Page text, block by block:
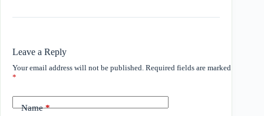
Leave a Reply
Your email address will not be published. Required fields are marked
*
Name*